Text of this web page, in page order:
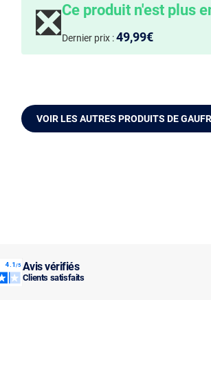
Avis vérifiés
Clients satisfaits
❎Ce produit n'est plus
Dernier prix :49,99€
VOIR LES AUTRES PRODUITS DE